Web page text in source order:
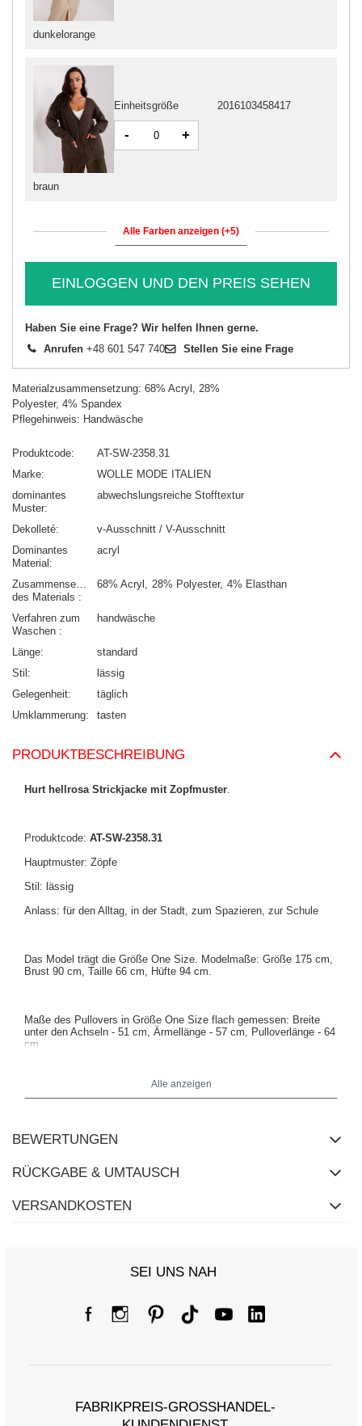
dunkelorange
braun
Einheitsgröße 2016103458417
- +
Alle Farben anzeigen (+5)
EINLOGGEN UND DEN PREIS SEHEN
Haben Sie eine Frage? Wir helfen Ihnen gerne.
Anrufen +48 601 547 740 Stellen Sie eine Frage
Materialzusammensetzung: 68% Acryl, 28%
Polyester, 4% Spandex
Pflegehinweis: Handwäsche
Produktcode
AT-SW-2358.31
Marke
WOLLE MODE ITALIEN
dominantes
Muster
abwechslungsreiche Stofftextur
Dekolleté
v-Ausschnitt / V-Ausschnitt
Dominantes
Material
acryl
Zusammensetzung
des Materials
68% Acryl 28% Polyester 4% Elasthan
Verfahren zum
Waschen
handwäsche
Länge
standard
Stil
lässig
Gelegenheit
täglich
Umklammerung
tasten
PRODUKTBESCHREIBUNG
Hurt hellrosa Strickjacke mit Zopfmuster.
Produktcode: AT-SW-2358.31
Hauptmuster: Zöpfe
Stil: lässig
Anlass: für den Alltag, in der Stadt, zum Spazieren, zur Schule
Das Model trägt die Größe One Size. Modelmaße: Größe 175 cm,
Brust 90 cm, Taille 66 cm, Hüfte 94 cm.
Maße des Pullovers in Größe One Size flach gemessen: Breite
unter den Achseln - 51 cm, Ärmellänge - 57 cm, Pulloverlänge - 64
cm
Alle anzeigen
BEWERTUNGEN
RÜCKGABE & UMTAUSCH
VERSANDKOSTEN
SEI UNS NAH
FABRIKPREIS-GROSSHANDEL-K